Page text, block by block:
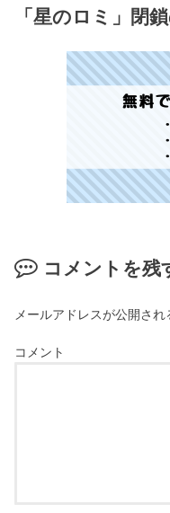
「星のロミ」閉
コメントを残
メールアドレスが公開され
コメント